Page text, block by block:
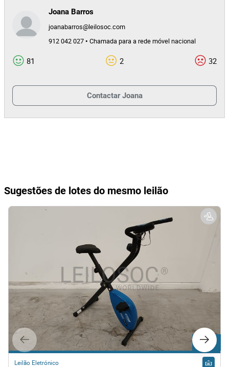
Joana Barros
joanabarros@leilosoc.com
912 042 027 • Chamada para a rede móvel nacional
81 2 32
Contactar Joana
Sugestões de lotes do mesmo leilão
Lote 84
Leilão Eletrónico